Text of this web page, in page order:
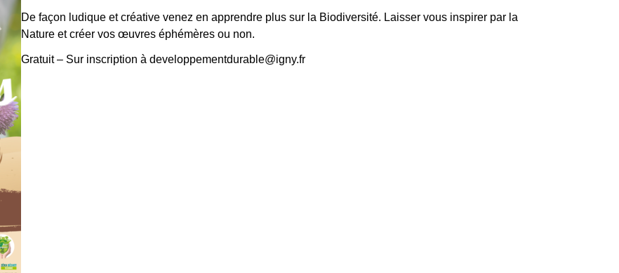
De façon ludique et créative venez en apprendre plus sur la Biodiversité. Laisser vous inspirer par la
Nature et créer vos œuvres éphémères ou non.
Gratuit – Sur inscription à developpementdurable@igny.fr